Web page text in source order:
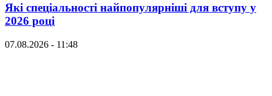
Які спеціальності найпопулярніші для вступу у
2026 році
07.08.2026 - 11:48